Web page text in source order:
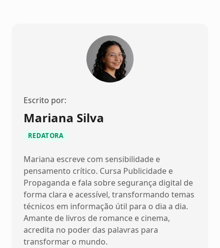
Escrito por:
Mariana Silva
REDATORA
Mariana escreve com sensibilidade e
pensamento crítico. Cursa Publicidade e
Propaganda e fala sobre segurança digital de
forma clara e acessível, transformando temas
técnicos em informação útil para o dia a dia.
Amante de livros de romance e cinema,
acredita no poder das palavras para
transformar o mundo.